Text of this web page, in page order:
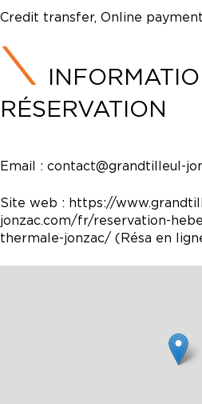
Credit transfer, Online payment
RÉSERVATION
Email : contact@grandtilleul-
Site web : https://
jonzac.com/fr/reservation-
thermale-jonzac/ (Résa en